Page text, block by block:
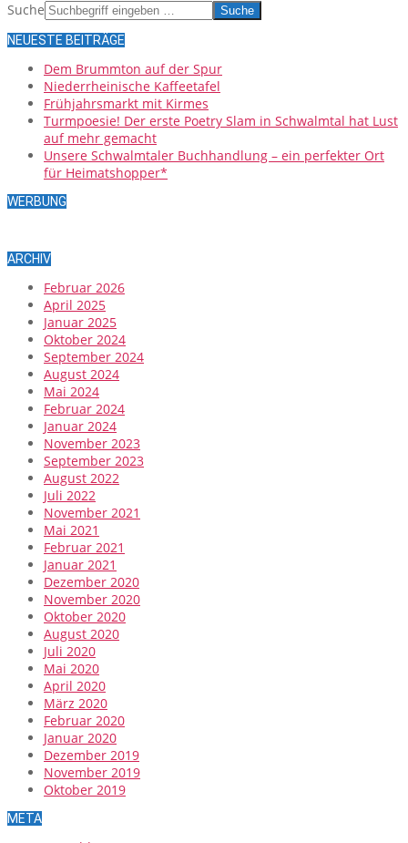
Suche
NEUESTE BEITRÄGE
Dem Brummton auf der Spur
Niederrheinische Kaffeetafel
Frühjahrsmarkt mit Kirmes
Turmpoesie! Der erste Poetry Slam in Schwalmtal hat Lust
auf mehr gemacht
Unsere Schwalmtaler Buchhandlung – ein perfekter Ort
für Heimatshopper*
WERBUNG
ARCHIV
Februar 2026
April 2025
Januar 2025
Oktober 2024
September 2024
August 2024
Mai 2024
Februar 2024
Januar 2024
November 2023
September 2023
August 2022
Juli 2022
November 2021
Mai 2021
Februar 2021
Januar 2021
Dezember 2020
November 2020
Oktober 2020
August 2020
Juli 2020
Mai 2020
April 2020
März 2020
Februar 2020
Januar 2020
Dezember 2019
November 2019
Oktober 2019
META